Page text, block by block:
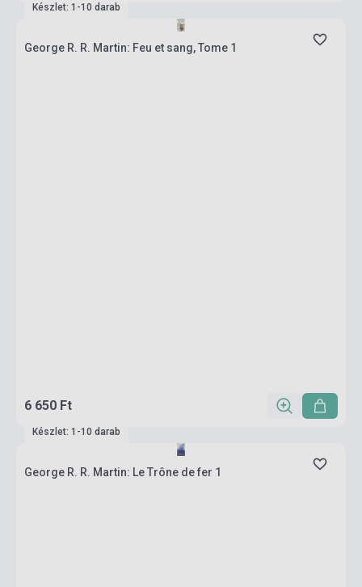
Készlet: 1-10 darab
George R. R. Martin: Feu et sang, Tome 1
6 650 Ft
Készlet: 1-10 darab
George R. R. Martin: Le Trône de fer 1